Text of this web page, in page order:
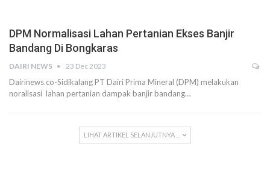
DPM Normalisasi Lahan Pertanian Ekses Banjir
Bandang Di Bongkaras
DAIRI NEWS 23 Dec 2023
Dairinews.co-Sidikalang PT Dairi Prima Mineral (DPM) melakukan
noralisasi lahan pertanian dampak banjir bandang…
LIHAT ARTIKEL SELANJUTNYA ...